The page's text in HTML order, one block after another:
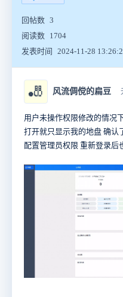
回帖数 3
阅读数 1704
发表时间
2024-11-28
🎳 风流倜傥的扁豆
用户未操作权限修改的情况
打开就只显示我的地盘 确认
配置管理员权限 重新登录后